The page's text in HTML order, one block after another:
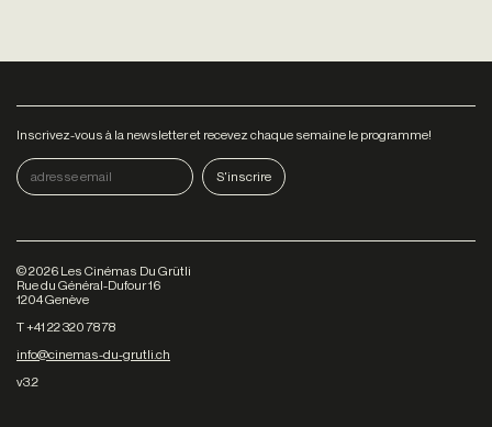
Inscrivez-vous à la newsletter et recevez chaque semaine le programme!
©2026 Les Cinémas Du Grütli
Rue du Général-Dufour 16
1204 Genève
T +41 22 320 78 78
info@cinemas-du-grutli.ch
v3.2